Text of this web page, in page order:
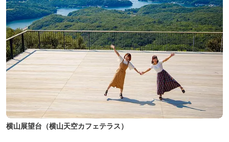
横山展望台（横山天空カフェテラス）